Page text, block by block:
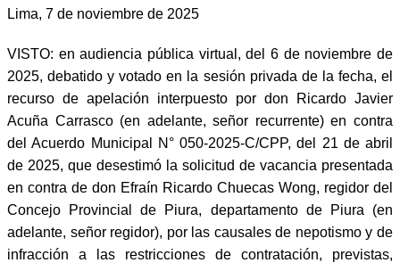
Lima, 7 de noviembre de 2025
VISTO: en audiencia pública virtual, del 6 de noviembre de
2025, debatido y votado en la sesión privada de la fecha, el
recurso de apelación interpuesto por don Ricardo Javier
Acuña Carrasco (en adelante, señor recurrente) en contra
del Acuerdo Municipal N° 050-2025-C/CPP, del 21 de abril
de 2025, que desestimó la solicitud de vacancia presentada
en contra de don Efraín Ricardo Chuecas Wong, regidor del
Concejo Provincial de Piura, departamento de Piura (en
adelante, señor regidor), por las causales de nepotismo y de
infracción a las restricciones de contratación, previstas,